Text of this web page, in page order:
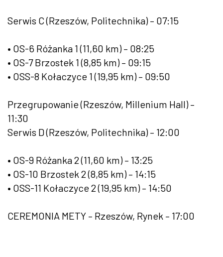
Serwis C (Rzeszów, Politechnika) – 07:15
• OS-6 Różanka 1 (11,60 km) – 08:25
• OS-7 Brzostek 1 (8,85 km) – 09:15
• OSS-8 Kołaczyce 1 (19,95 km) – 09:50
Przegrupowanie (Rzeszów, Millenium Hall) –
11:30
Serwis D (Rzeszów, Politechnika) – 12:00
• OS-9 Różanka 2 (11,60 km) – 13:25
• OS-10 Brzostek 2 (8,85 km) – 14:15
• OSS-11 Kołaczyce 2 (19,95 km) – 14:50
CEREMONIA METY – Rzeszów, Rynek – 17:00